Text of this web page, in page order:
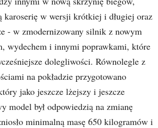
karoserię w wersji krótkiej i długiej oraz
- w zmodernizowany silnik z nowym
wydechem i innymi poprawkami, które
dolegliwości. Równolegle z
na pokładzie przygotowano
jako jeszcze lżejszy i jeszcze
model był odpowiedzią na zmianę
minimalną masę 650 kilogramów i